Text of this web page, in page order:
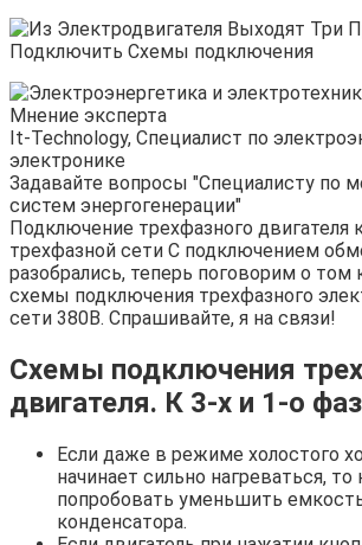
Мнение эксперта
It-Technology, Cпециалист по
электронике
Задавайте вопросы "Специалисту по
систем энергогенерации"
Подключение трехфазного двигателя
трехфазной сети С подключением
разобрались, теперь поговорим о
схемы подключения трехфазного
сети 380В. Спрашивайте, я на связи!
Схемы подключения
двигателя. К 3-х и 1-о
Если даже в режиме холостого
начинает сильно нагреваться, то
попробовать уменьшить
конденсатора.